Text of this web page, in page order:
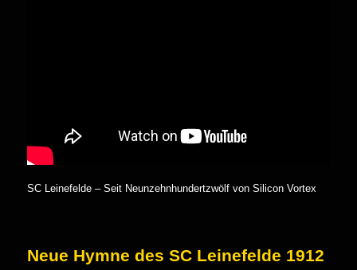
SC Leinefelde – Seit Neunzehnhundertzwölf von Silicon Vortex
Neue Hymne des SC Leinefelde 1912